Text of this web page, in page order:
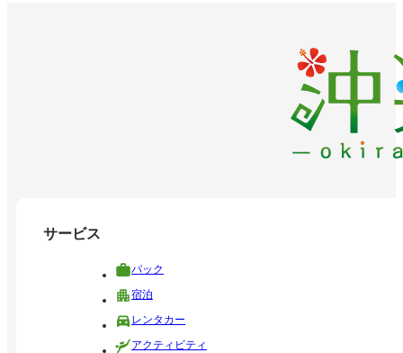
サービス
パック
宿泊
レンタカー
アクティビティ